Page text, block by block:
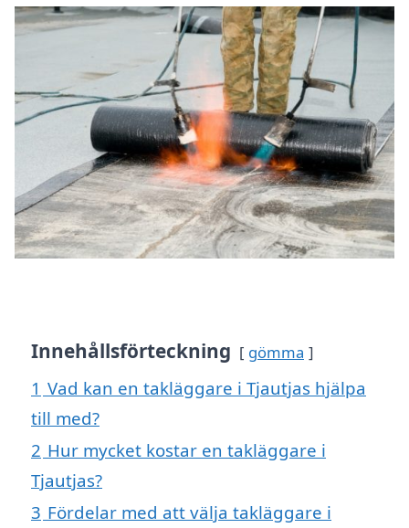
Innehållsförteckning gömma
1 Vad kan en takläggare i Tjautjas hjälpa
till med?
2 Hur mycket kostar en takläggare i
Tjautjas?
3 Fördelar med att välja takläggare i